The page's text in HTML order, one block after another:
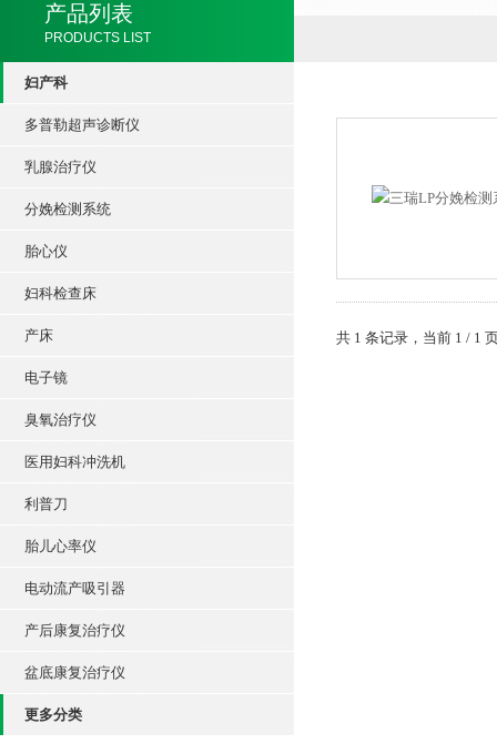
产品列表
PRODUCTS LIST
妇产科
多普勒超声诊断仪
乳腺治疗仪
分娩检测系统
胎心仪
妇科检查床
产床
电子镜
臭氧治疗仪
医用妇科冲洗机
利普刀
胎儿心率仪
电动流产吸引器
产后康复治疗仪
盆底康复治疗仪
更多分类
共 1 条记录，当前 1 / 1